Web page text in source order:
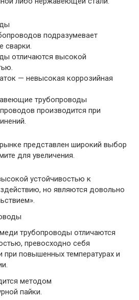
подразумевает
сварки.
отличаются высокой
— невысокая коррозийная
трубопроводы
производится при
представлен широкий выбор
для увеличения.
устойчивостью к
но являются довольно
трубопроводы отличаются
превосходно себя
при повышенных температурах и
методом
пайки.